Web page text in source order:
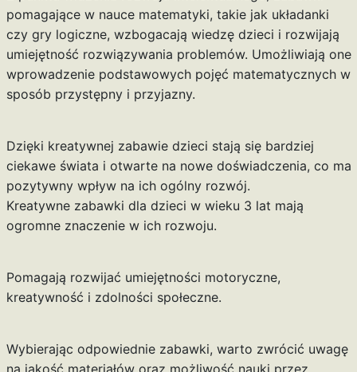
pomagające w nauce matematyki, takie jak układanki
czy gry logiczne, wzbogacają wiedzę dzieci i rozwijają
umiejętność rozwiązywania problemów. Umożliwiają one
wprowadzenie podstawowych pojęć matematycznych w
sposób przystępny i przyjazny.
Dzięki kreatywnej zabawie dzieci stają się bardziej
ciekawe świata i otwarte na nowe doświadczenia, co ma
pozytywny wpływ na ich ogólny rozwój.
Kreatywne zabawki dla dzieci w wieku 3 lat mają
ogromne znaczenie w ich rozwoju.
Pomagają rozwijać umiejętności motoryczne,
kreatywność i zdolności społeczne.
Wybierając odpowiednie zabawki, warto zwrócić uwagę